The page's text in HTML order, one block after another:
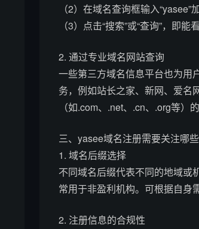
（2）在域名查询框输入
（3）点击“搜索”或“查询”，即
2. 通过专业域名网站查询
一些第三方域名信息平台也为用
务，例如站长之家、新网、爱名
（如.com、.net、.cn、.org等）
三、yasee域名注册需要关注哪些
1. 域名后缀选择
不同域名后缀代表不同的地域或
常用于非盈利机构。可根据自身
2. 注册信息的合规性